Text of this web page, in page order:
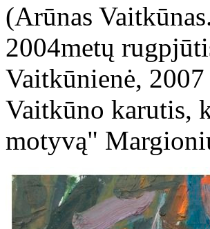
(Arūnas
2004metų
Vaitkūnienė,
Vaitkūno karutis,
motyvą"